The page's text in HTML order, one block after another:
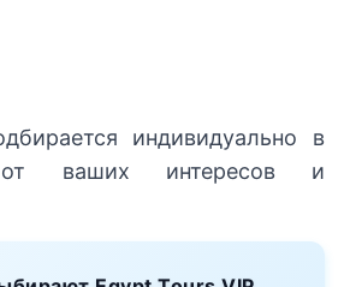
индивидуально в
от ваших интересов и